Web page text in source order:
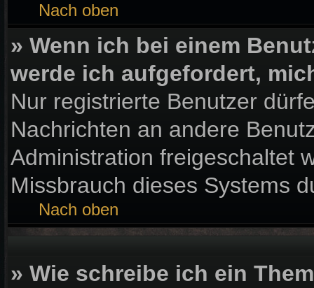
Nach oben
» Wenn ich bei einem
werde ich aufgefordert,
Nur registrierte Benutzer
Nachrichten an andere
Administration freigeschaltet
Missbrauch dieses Systems
Nach oben
» Wie schreibe ich ein